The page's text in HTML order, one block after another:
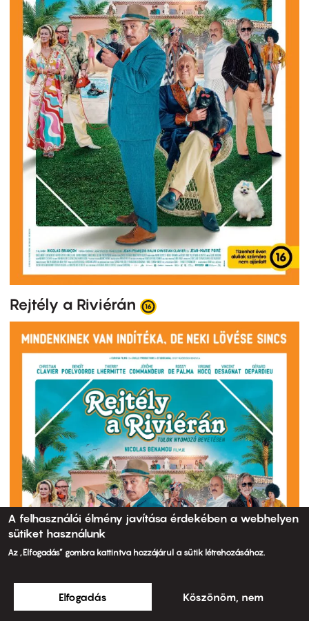
Rejtély a Riviérán
A felhasználói élmény javítása érdekében a webhelyen
sütiket használunk
Az „Elfogadás” gombra kattintva hozzájárul a sütik létrehozásához.
Elfogadás Köszönöm, nem